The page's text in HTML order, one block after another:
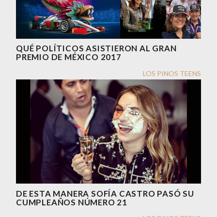
QUÉ POLÍTICOS ASISTIERON AL GRAN
PREMIO DE MÉXICO 2017
LOS PINOS TEENS
DE ESTA MANERA SOFÍA CASTRO PASÓ SU
CUMPLEAÑOS NÚMERO 21